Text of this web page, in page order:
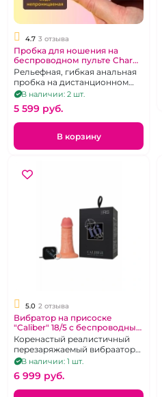
4.7 3 отзыва
Пробка для ношения на
беспроводном пульте Charm
"Spice it up" сиреневая
ребристая
Рельефная, гибкая анальная
пробка на дистанционном
управлении с 10 режимами
вибрации.
В наличии: 2 шт.
5 599 pуб.
В корзину
5.0 2 отзыва
Вибратор на присоске
"Caliber" 18/5 с беспроводным
пультом
Коренастый реалистичный
перезаряжаемый вибраатор
на присоске из ТПЕ с радио-
пультом.
В наличии: 1 шт.
6 999 pуб.